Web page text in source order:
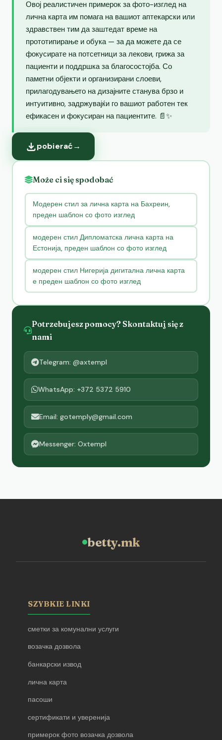
Овој реалистичен примерок за фото-изглед на
лична карта им помага на вашиот аптекарски или
здравствен тим да заштедат време на
прототипирање и обука — за да можете да се
фокусирате на потсетници за лекови, грижа за
пациенти и поддршка за благосостојба. Со
паметни објекти и организирани слоеви,
прилагодувањето на дизајните станува брзо и
интуитивно, задржувајќи го вашиот работен тек
ефикасен и фокусиран на пациентите. 📄✨
pobierać→
Może ci się spodobać
Модерен стил за лична карта на Бахреин,
преден шаблон со фото изглед
модерен стил Дипломатска лична карта на
Естонија, преден шаблон со фото изглед
модерен стил Нигерија дигитална лична карта
е преден шаблон со фото изглед
Potrzebujesz pomocy? Skontaktuj się z
nami
Telegram: @axtempl
WhatsApp: +372 5372 5910
Email: gotemply@gmail.com
Messenger: Oxtempl
betty.mk
SZYBKIE LINKI
сметки за комунални услуги
возачка дозвола
банкарски извод
лична карта
пасоши
сертификати и уверенија
примерок фото возачка дозвола